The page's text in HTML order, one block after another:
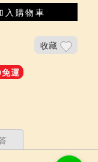
入購物車
收藏
運